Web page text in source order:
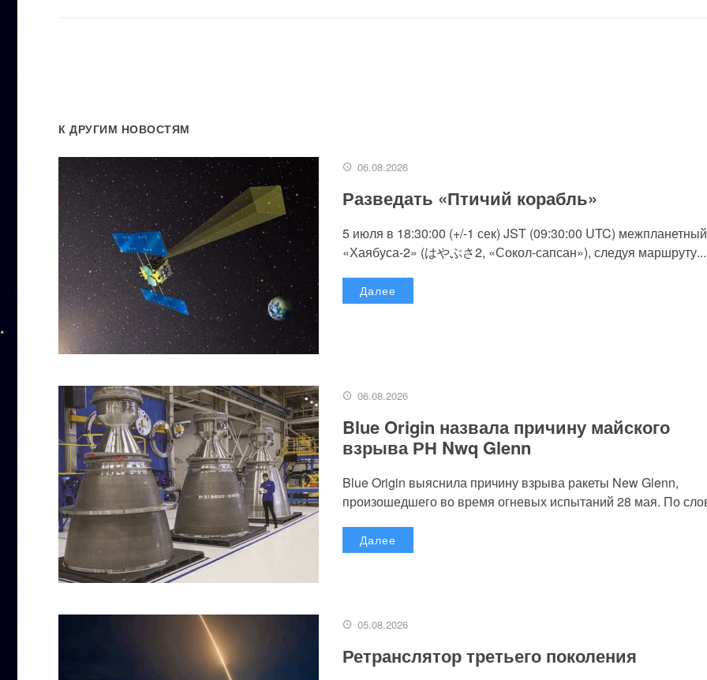
К ДРУГИМ НОВОСТЯМ
06.08.2026
Разведать «Птичий корабль»
5 июля в 18:30:00 (+/-1 сек) JST (09:30:00 UTC)
«Хаябуса-2» (はやぶさ2, «Сокол-сапсан»), следуя маршруту...
Далее
06.08.2026
Blue Origin назвала причину майского
взрыва РН Nwq Glenn
Blue Origin выяснила причину взрыва ракеты New Glenn,
произошедшего во время огневых испытаний 28 мая. По
Далее
05.08.2026
Ретранслятор третьего поколения